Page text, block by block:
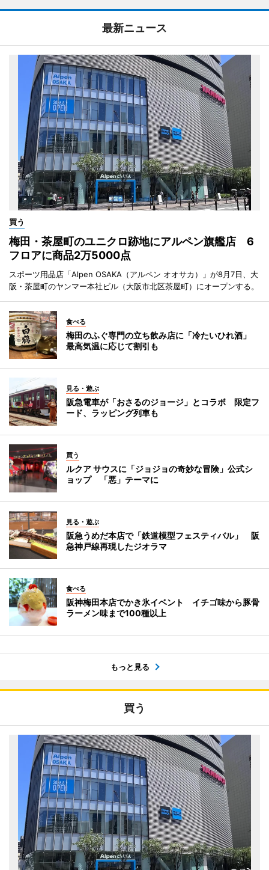
最新ニュース
買う
梅田・茶屋町のユニクロ跡地にアルペン旗艦店 6
フロアに商品2万5000点
スポーツ用品店「Alpen OSAKA（アルペン オオサカ）」が8月7日、大
阪・茶屋町のヤンマー本社ビル（大阪市北区茶屋町）にオープンする。
食べる
梅田のふぐ専門の立ち飲み店に「冷たいひれ酒」
最高気温に応じて割引も
見る・遊ぶ
阪急電車が「おさるのジョージ」とコラボ 限定フ
ード、ラッピング列車も
買う
ルクア サウスに「ジョジョの奇妙な冒険」公式シ
ョップ 「悪」テーマに
見る・遊ぶ
阪急うめだ本店で「鉄道模型フェスティバル」 阪
急神戸線再現したジオラマ
食べる
阪神梅田本店でかき氷イベント イチゴ味から豚骨
ラーメン味まで100種以上
もっと見る
買う